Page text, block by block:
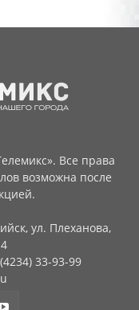
Все права
возможна после
ул. Плеханова,
33-93-99